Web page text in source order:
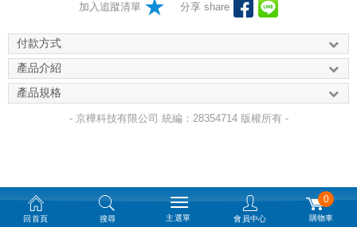
加入追蹤清單 分享 share
付款方式
產品介紹
產品規格
- 京樺科技有限公司 統編：28354714 版權所有 -
回首頁 搜尋 主選單 會員中心
0
購物車